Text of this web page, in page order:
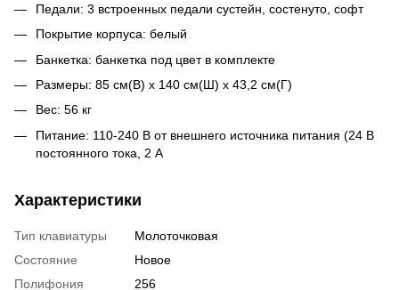
Педали: 3 встроенных педали сустейн, состенуто, софт
Покрытие корпуса: белый
Банкетка: банкетка под цвет в комплекте
Размеры: 85 см(В) x 140 см(Ш) x 43,2 см(Г)
Вес: 56 кг
Питание: 110-240 В от внешнего источника питания (24 В
постоянного тока, 2 А
Характеристики
Тип клавиатуры
Молоточковая
Состояние
Новое
Полифония
256